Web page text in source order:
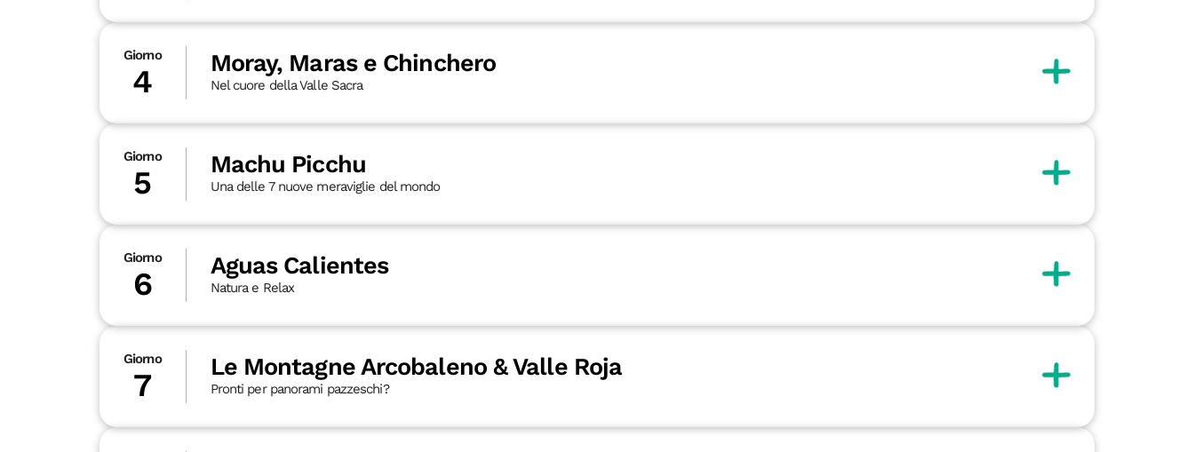
Giorno
4 Moray, Maras e Chinchero
Nel cuore della Valle Sacra
Giorno
5 Machu Picchu
Una delle 7 nuove meraviglie del mondo
Giorno
6 Aguas Calientes
Natura e Relax
Giorno
7 Le Montagne Arcobaleno & Valle Roja
Pronti per panorami pazzeschi?